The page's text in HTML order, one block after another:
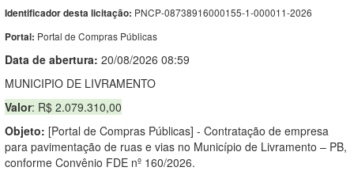
Identificador desta licitação: PNCP-08738916000155-1-000011-2026
Portal: Portal de Compras Públicas
Data de abertura: 20/08/2026 08:59
MUNICIPIO DE LIVRAMENTO
Valor: R$ 2.079.310,00
Objeto: [Portal de Compras Públicas] - Contratação de empresa
para pavimentação de ruas e vias no Município de Livramento – PB,
conforme Convênio FDE nº 160/2026.